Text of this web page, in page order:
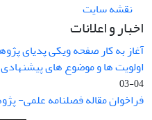
نقشه سایت
اخبار و اعلانات
آغاز به کار صفحه ویکی پدیای
اولویت ها و موضوع های
04-03
فراخوان مقاله فصلنامه علمی-